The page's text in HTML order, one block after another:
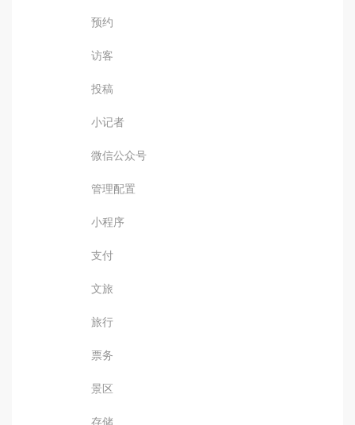
预约
访客
投稿
小记者
微信公众号
管理配置
小程序
支付
文旅
旅行
票务
景区
存储